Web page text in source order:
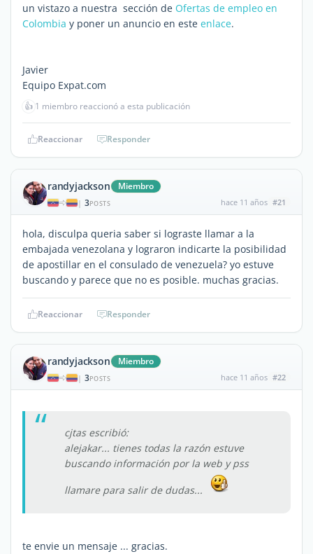
un vistazo a nuestra sección de Ofertas de empleo en
Colombia y poner un anuncio en este enlace.
Javier
Equipo Expat.com
👍 1 miembro reaccionó a esta publicación
Reaccionar Responder
randyjackson Miembro
| 3POSTS hace 11 años #21
hola, disculpa queria saber si lograste llamar a la
embajada venezolana y lograron indicarte la posibilidad
de apostillar en el consulado de venezuela? yo estuve
buscando y parece que no es posible. muchas gracias.
Reaccionar Responder
randyjackson Miembro
| 3POSTS hace 11 años #22
cjtas escribió:
alejakar... tienes todas la razón estuve
buscando información por la web y pss
llamare para salir de dudas...
te envie un mensaje ... gracias.